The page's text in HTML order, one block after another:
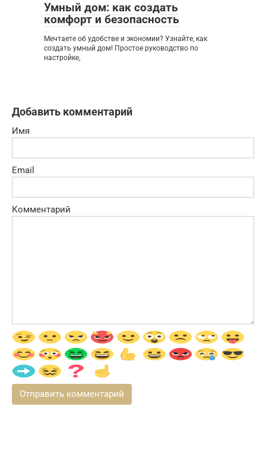
Умный дом: как создать
комфорт и безопасность
Мечтаете об удобстве и экономии? Узнайте, как
создать умный дом! Простое руководство по
настройке,
Добавить комментарий
Имя
Email
Комментарий